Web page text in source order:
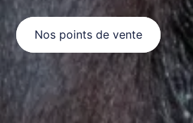
Nos points de vente